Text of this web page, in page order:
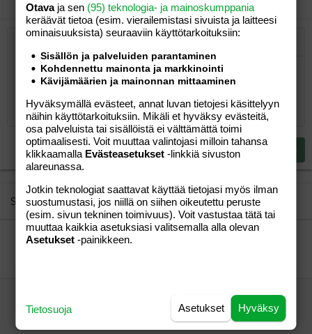
Järjestämätön lista
Pienennä sisennystä
Fontin koko
9
12
15
18
26
Tekstiväri
KirjasintyyliArial
Courier New
Georgia
Tahoma
Trebuchet MS
Verdana
YliviivaaAlleviivattu
Rivinsisäinen koodi
Rivinsisäinen spoiler
Tasaus Tasaa vasemmalle
Tasaa oikealle
Justify text
Paragraph format
Normal
Heading 1
Heading 2
Heading 3
LainausLisää video/media
Lisää taulukko
Insert horizontal line
SpoilerKoodi
Tee uudelleen
BBCode-näkymä
Poista muotoilu
LuonnoksetTallenna luonnos
Kirjoita vastaus...
Lähetä vastaus
Similar threads
Onkohan tänään jo lämmintä?
vierailija
Aihe vapaa
27.10.2024
Otavaja sen (95) teknologia- ja mainoskumppania
keräävät tietoa (esim. vierailemis­tasi sivuista ja laitteesi
ominaisuuk­sista) seuraaviin käyttötarkoituksiin:
Sisällön ja palveluiden parantaminen
Kohdennettu mainonta ja markkinointi
Kävijämäärien ja mainonnan mittaaminen
Hyväksymällä evästeet, annat luvan tietojesi käsittelyyn
näihin käyttötarkoituksiin. Mikäli et hyväksy evästeitä,
osa palveluista tai sisällöistä ei välttämättä toimi
optimaalisesti. Voit muuttaa valintojasi milloin tahansa
klikkaamalla Evästeasetukset -linkkiä sivuston
alareunassa.
Jotkin teknologiat saattavat käyttää tietojasi myös ilman
suostumustasi, jos niillä on siihen oikeutettu peruste
(esim. sivun tekninen toimivuus). Voit vastustaa tätä tai
muuttaa kaikkia asetuksiasi valitsemalla alla olevan
Asetukset -painikkeen.
Hyväksy
Asetukset
Tietosuoja